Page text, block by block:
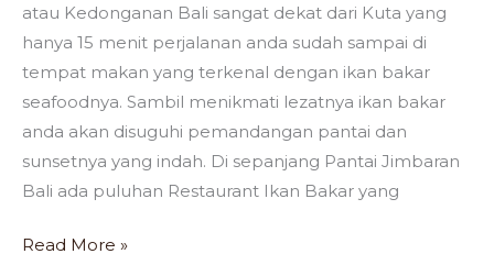
atau Kedonganan Bali sangat dekat dari Kuta yang
hanya 15 menit perjalanan anda sudah sampai di
tempat makan yang terkenal dengan ikan bakar
seafoodnya. Sambil menikmati lezatnya ikan bakar
anda akan disuguhi pemandangan pantai dan
sunsetnya yang indah. Di sepanjang Pantai Jimbaran
Bali ada puluhan Restaurant Ikan Bakar yang
Read More »